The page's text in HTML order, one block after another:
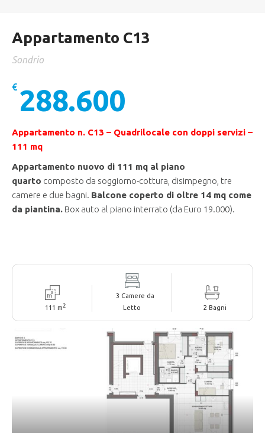
Appartamento C13
Sondrio
€ 288.600
Appartamento n. C13 – Quadrilocale con doppi servizi –
111 mq
Appartamento nuovo di 111 mq al piano
quarto composto da soggiorno-cottura, disimpegno, tre
camere e due bagni. Balcone coperto di oltre 14 mq come
da piantina. Box auto al piano interrato (da Euro 19.000).
111 m 2
3 Camere da
Letto
2 Bagni